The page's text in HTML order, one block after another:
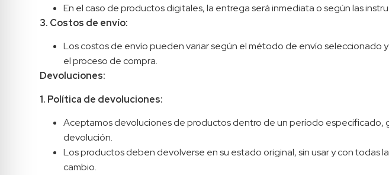
En el caso de productos digitales, la entrega será inmediata o según las
3. Costos de envío:
Los costos de envío pueden variar según el método de envío seleccionado
el proceso de compra.
Devoluciones:
1. Política de devoluciones:
Aceptamos devoluciones de productos dentro de un período
devolución.
Los productos deben devolverse en su estado original, sin usar y con todas
cambio.